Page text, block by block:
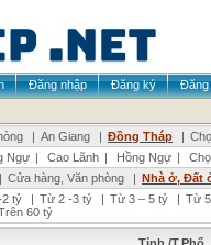
Đăng nhập Đăng ký
Đăng
| An Giang | Đồng Tháp |
Ngự | Cao Lãnh | Hồng Ngự |
| Cửa hàng, Văn phòng | Nhà ở, Đất
tỷ | Từ 2 -3 tỷ | Từ 3 – 5 tỷ | Từ
60 tỷ